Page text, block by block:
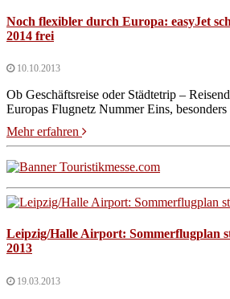
Noch flexibler durch Europa: easyJet
2014 frei
10.10.2013
Ob Geschäftsreise oder Städtetrip –
Europas Flugnetz Nummer Eins,
Mehr erfahren
Leipzig/Halle Airport: Sommerflugplan
2013
19.03.2013